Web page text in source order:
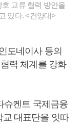
교류 협력 방안을
있다. <건양대>
도네이사 등의
력 체계를 강화
슈켄트 국제금융
대표단을 잇따